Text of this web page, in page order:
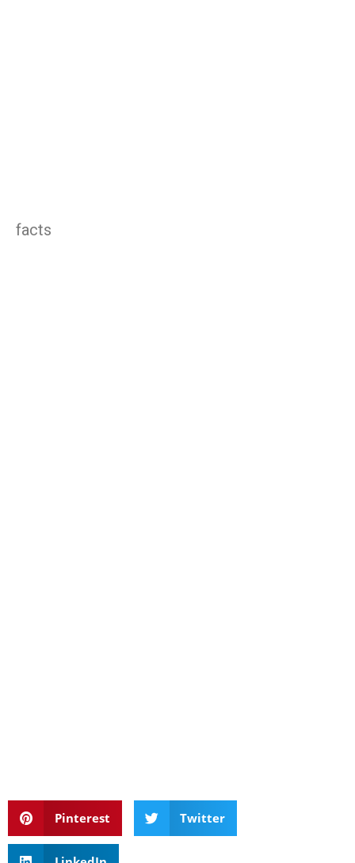
facts
Pinterest Twitter